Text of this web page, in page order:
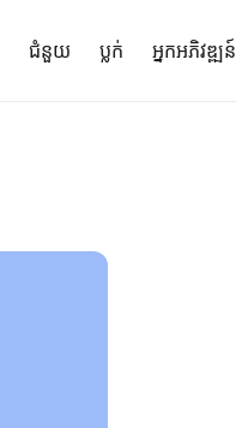
ជំនួយ ប្លក់ អ្នកអភិវឌ្ឍន៍